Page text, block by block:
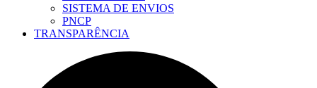
SISTEMA DE ENVIOS
PNCP
TRANSPARÊNCIA